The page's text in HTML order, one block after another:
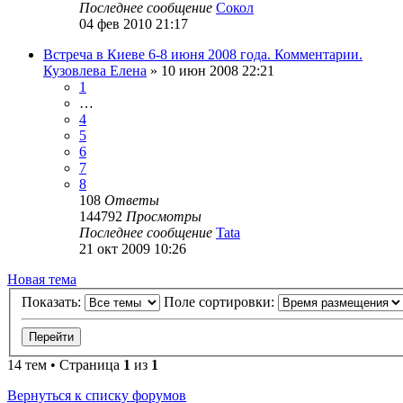
Последнее сообщение Сокол
04 фев 2010 21:17
Встреча в Киеве 6-8 июня 2008 года. Комментарии.
Кузовлева Елена » 10 июн 2008 22:21
1
…
4
5
6
7
8
108 Ответы
144792 Просмотры
Последнее сообщение Tata
21 окт 2009 10:26
Новая тема
Показать:
Поле сортировки:
14 тем • Страница 1 из 1
Вернуться к списку форумов